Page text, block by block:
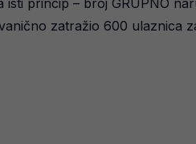
isti princip – broj GRUPNO
zatražio 600 ulaznica